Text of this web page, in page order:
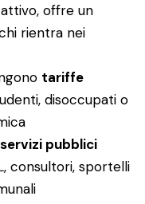
offre un
rientra nei
tariffe
disoccupati o
servizi pubblici
consultori, sportelli